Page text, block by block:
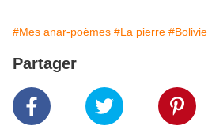
#Mes anar-poèmes #La pierre #Bolivie
Partager